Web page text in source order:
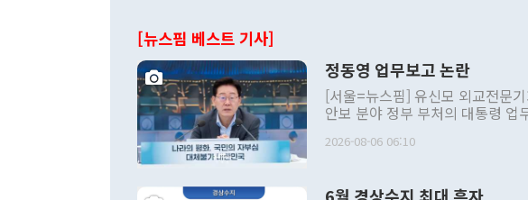
[뉴스핌 베스트 기사]
정동영 업무보고 논란
[서울=뉴스핌] 유신모 외교전문
안보 분야 정부 부처의 대통령 업
발언 중에는 정부 내 조율을 거치
2026-08-06 06:10